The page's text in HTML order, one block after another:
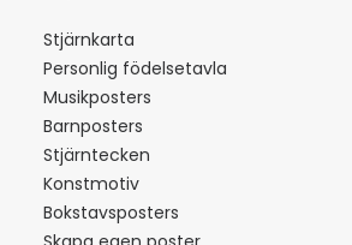
Stjärnkarta
Personlig födelsetavla
Musikposters
Barnposters
Stjärntecken
Konstmotiv
Bokstavsposters